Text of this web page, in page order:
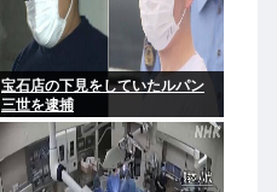
宝石店の下見をしていたルパン
三世を逮捕